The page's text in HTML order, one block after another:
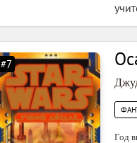
#7
Год